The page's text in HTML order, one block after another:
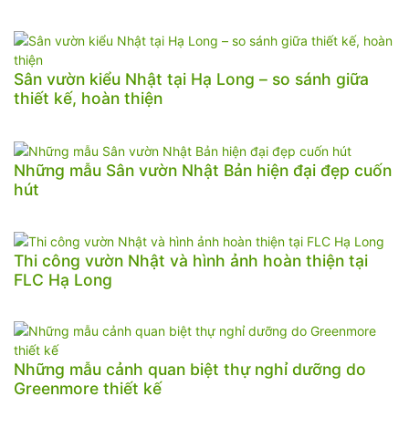
Sân vườn kiểu Nhật tại Hạ Long – so sánh giữa
thiết kế, hoàn thiện
Những mẫu Sân vườn Nhật Bản hiện đại đẹp cuốn
hút
Thi công vườn Nhật và hình ảnh hoàn thiện tại
FLC Hạ Long
Những mẫu cảnh quan biệt thự nghỉ dưỡng do
Greenmore thiết kế